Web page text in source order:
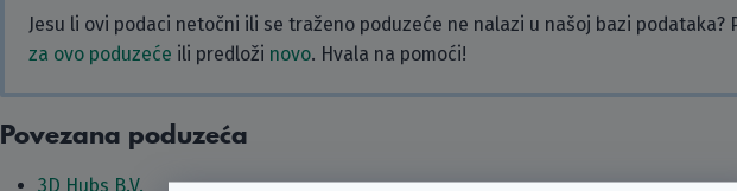
Jesu li ovi podaci netočni ili se traženo poduzeće ne nalazi u našoj bazi podataka?
za ovo poduzeće ili predloži novo. Hvala na pomoći!
Povezana poduzeća
3D Hubs B.V.